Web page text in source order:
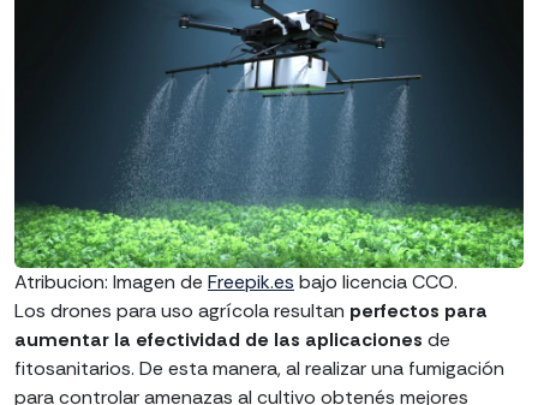
Atribucion: Imagen de Freepik.es bajo licencia CCO.
Los drones para uso agrícola resultan perfectos para
aumentar la efectividad de las aplicaciones de
fitosanitarios. De esta manera, al realizar una fumigación
para controlar amenazas al cultivo obtenés mejores